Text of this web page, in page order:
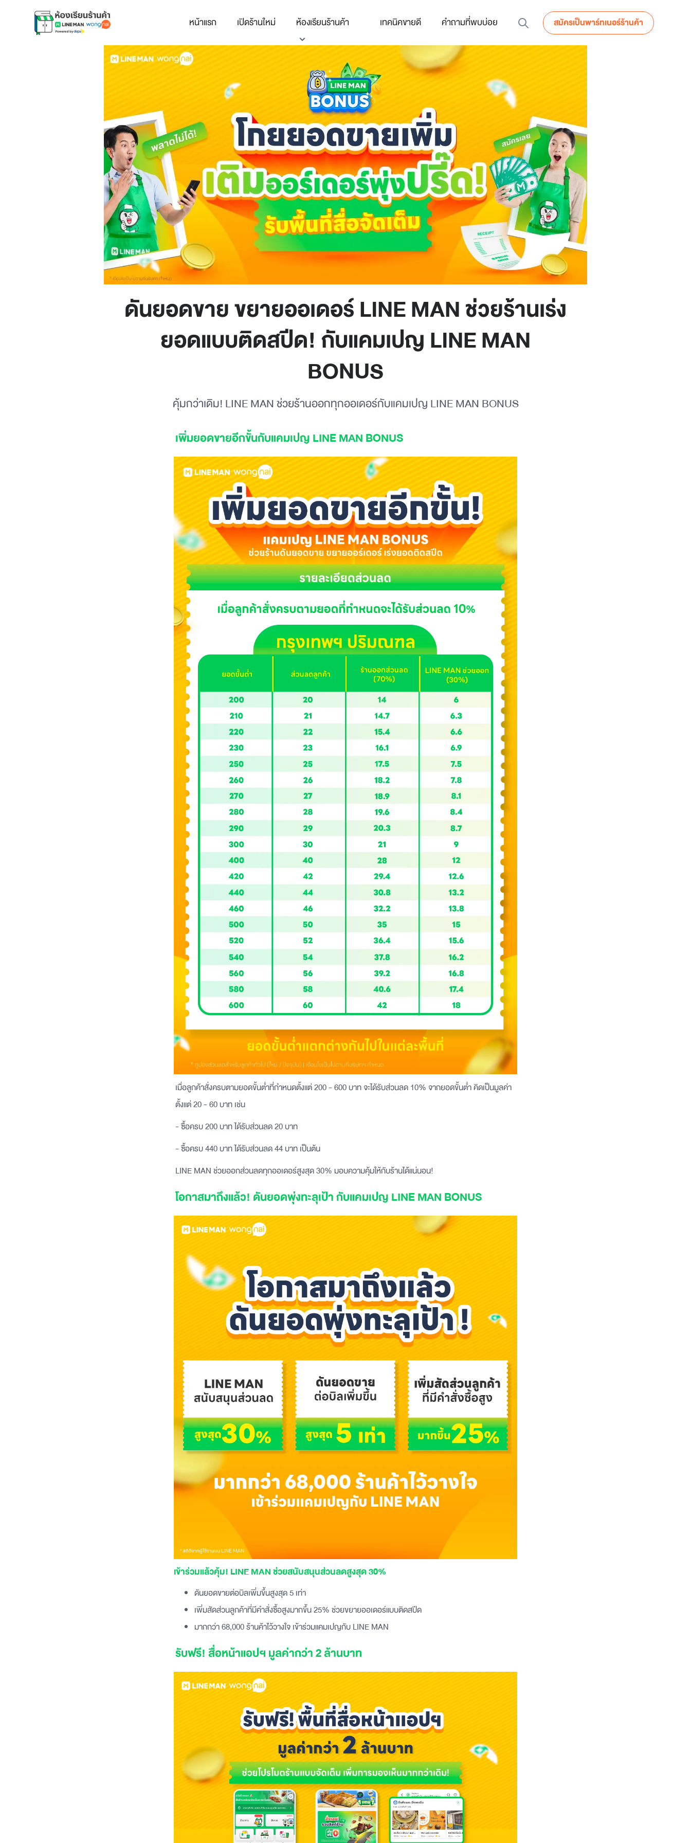
หน้าแรก เปิดร้านใหม่ ห้องเรียนร้านค้า เทคนิคขายดี คำถามที่พบบ่อย สมัครเป็นพาร์ทเนอร์ร้านค้า
ดันยอดขาย ขยายออเดอร์ LINE MAN ช่วยร้านเร่ง
ยอดแบบติดสปีด! กับแคมเปญ LINE MAN
BONUS
คุ้มกว่าเดิม! LINE MAN ช่วยร้านออกทุกออเดอร์กับแคมเปญ LINE MAN BONUS
เพิ่มยอดขายอีกขั้นกับแคมเปญ LINE MAN BONUS
เมื่อลูกค้าสั่งครบตามยอดขั้นต่ำที่กำหนดตั้งแต่ 200 - 600 บาท จะได้รับส่วนลด 10% จากยอดขั้นต่ำ คิดเป็นมูลค่า
ตั้งแต่ 20 - 60 บาท เช่น
- ซื้อครบ 200 บาท ได้รับส่วนลด 20 บาท
- ซื้อครบ 440 บาท ได้รับส่วนลด 44 บาท เป็นต้น
LINE MAN ช่วยออกส่วนลดทุกออเดอร์สูงสุด 30% มอบความคุ้มให้กับร้านได้แน่นอน!
โอกาสมาถึงแล้ว! ดันยอดพุ่งทะลุเป้า กับแคมเปญ LINE MAN BONUS
เข้าร่วมแล้วคุ้ม! LINE MAN ช่วยสนับสนุนส่วนลดสูงสุด 30%
ดันยอดขายต่อบิลเพิ่มขึ้นสูงสุด 5 เท่า
เพิ่มสัดส่วนลูกค้าที่มีคำสั่งซื้อสูงมากขึ้น 25% ช่วยขยายออเดอร์แบบติดสปีด
มากกว่า 68,000 ร้านค้าไว้วางใจ เข้าร่วมแคมเปญกับ LINE MAN
รับฟรี! สื่อหน้าแอปฯ​ มูลค่ากว่า 2 ล้านบาท